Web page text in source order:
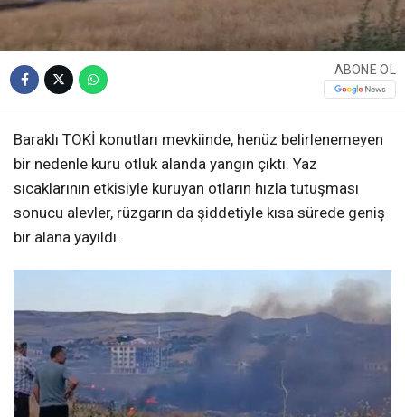
ABONE OL
Baraklı TOKİ konutları mevkiinde, henüz belirlenemeyen
bir nedenle kuru otluk alanda yangın çıktı. Yaz
sıcaklarının etkisiyle kuruyan otların hızla tutuşması
sonucu alevler, rüzgarın da şiddetiyle kısa sürede geniş
bir alana yayıldı.